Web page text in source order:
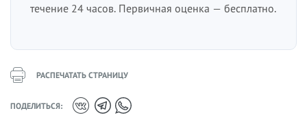
течение 24 часов. Первичная оценка — бесплатно.
РАСПЕЧАТАТЬ СТРАНИЦУ
ПОДЕЛИТЬСЯ: